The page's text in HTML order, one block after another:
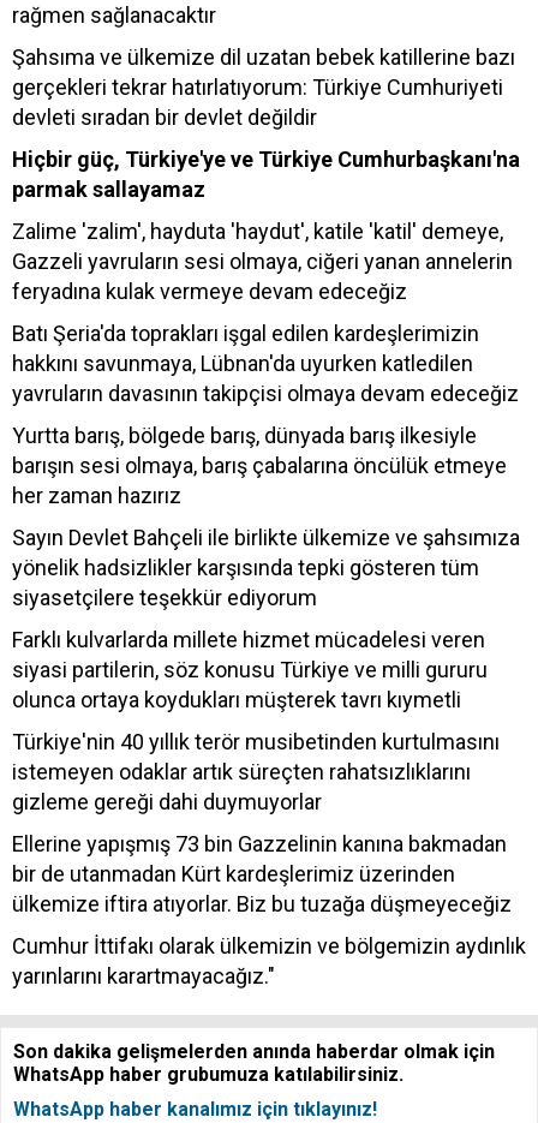
rağmen sağlanacaktır
Şahsıma ve ülkemize dil uzatan bebek katillerine bazı
gerçekleri tekrar hatırlatıyorum: Türkiye Cumhuriyeti
devleti sıradan bir devlet değildir
Hiçbir güç, Türkiye'ye ve Türkiye Cumhurbaşkanı'na
parmak sallayamaz
Zalime 'zalim', hayduta 'haydut', katile 'katil' demeye,
Gazzeli yavruların sesi olmaya, ciğeri yanan annelerin
feryadına kulak vermeye devam edeceğiz
Batı Şeria'da toprakları işgal edilen kardeşlerimizin
hakkını savunmaya, Lübnan'da uyurken katledilen
yavruların davasının takipçisi olmaya devam edeceğiz
Yurtta barış, bölgede barış, dünyada barış ilkesiyle
barışın sesi olmaya, barış çabalarına öncülük etmeye
her zaman hazırız
Sayın Devlet Bahçeli ile birlikte ülkemize ve şahsımıza
yönelik hadsizlikler karşısında tepki gösteren tüm
siyasetçilere teşekkür ediyorum
Farklı kulvarlarda millete hizmet mücadelesi veren
siyasi partilerin, söz konusu Türkiye ve milli gururu
olunca ortaya koydukları müşterek tavrı kıymetli
Türkiye'nin 40 yıllık terör musibetinden kurtulmasını
istemeyen odaklar artık süreçten rahatsızlıklarını
gizleme gereği dahi duymuyorlar
Ellerine yapışmış 73 bin Gazzelinin kanına bakmadan
bir de utanmadan Kürt kardeşlerimiz üzerinden
ülkemize iftira atıyorlar. Biz bu tuzağa düşmeyeceğiz
Cumhur İttifakı olarak ülkemizin ve bölgemizin aydınlık
yarınlarını karartmayacağız."
Son dakika gelişmelerden anında haberdar olmak için
WhatsApp haber grubumuza katılabilirsiniz.
WhatsApp haber kanalımız için tıklayınız!